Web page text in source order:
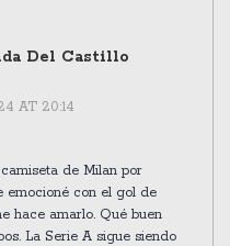
Del Castillo
AT 20:14
de Milan por
emocioné con el gol de
hace amarlo. Qué buen
La Serie A sigue siendo